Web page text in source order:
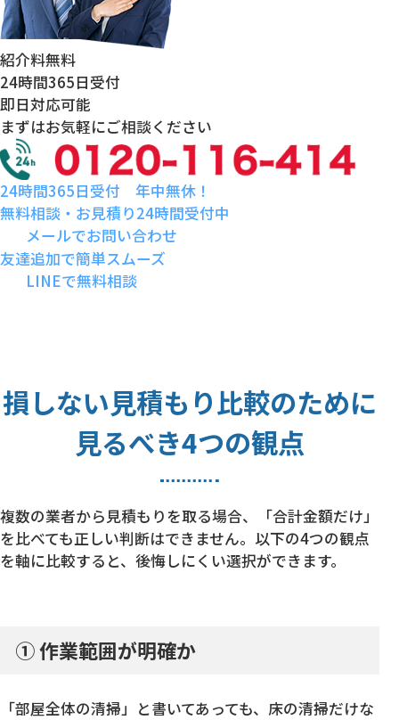
紹介料無料
24時間365日受付
即日対応可能
まずはお気軽にご相談ください
24時間365日受付 年中無休！
無料相談・お見積り24時間受付中
メールでお問い合わせ
友達追加で簡単スムーズ
LINEで無料相談
損しない見積もり比較のために
見るべき4つの観点
複数の業者から見積もりを取る場合、「合計金額だけ」
を比べても正しい判断はできません。以下の4つの観点
を軸に比較すると、後悔しにくい選択ができます。
① 作業範囲が明確か
「部屋全体の清掃」と書いてあっても、床の清掃だけな